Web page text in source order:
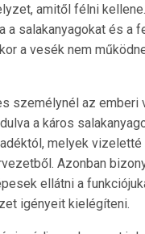
amitől félni
a salakanyagokat és a
a vesék nem
személynél az emberi
a káros
melyek vizeletté
Azonban
ellátni a
igényeit kielégíteni.